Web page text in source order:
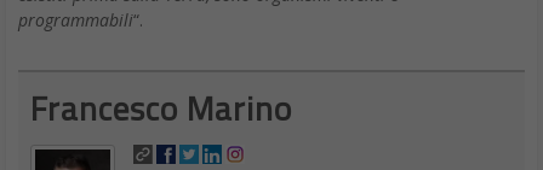
programmabili“.
Francesco Marino